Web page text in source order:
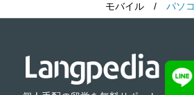
モバイル / パソ